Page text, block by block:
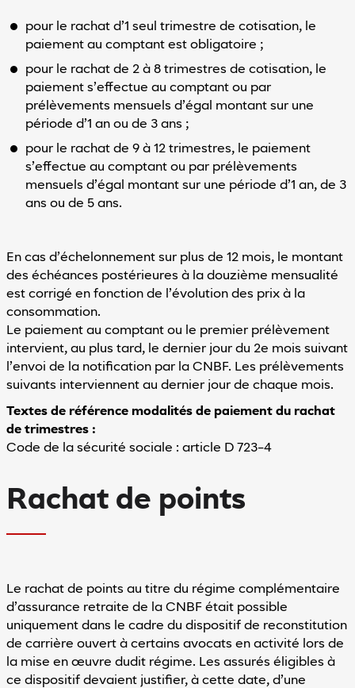
pour le rachat d’1 seul trimestre de cotisation, le
paiement au comptant est obligatoire ;
pour le rachat de 2 à 8 trimestres de cotisation, le
paiement s’effectue au comptant ou par
prélèvements mensuels d’égal montant sur une
période d’1 an ou de 3 ans ;
pour le rachat de 9 à 12 trimestres, le paiement
s’effectue au comptant ou par prélèvements
mensuels d’égal montant sur une période d’1 an, de 3
ans ou de 5 ans.
En cas d’échelonnement sur plus de 12 mois, le montant
des échéances postérieures à la douzième mensualité
est corrigé en fonction de l’évolution des prix à la
consommation.
Le paiement au comptant ou le premier prélèvement
intervient, au plus tard, le dernier jour du 2e mois suivant
l’envoi de la notification par la CNBF. Les prélèvements
suivants interviennent au dernier jour de chaque mois.
Textes de référence modalités de paiement du rachat
de trimestres :
Code de la sécurité sociale : article D 723-4
Rachat de points
Le rachat de points au titre du régime complémentaire
d’assurance retraite de la CNBF était possible
uniquement dans le cadre du dispositif de reconstitution
de carrière ouvert à certains avocats en activité lors de
la mise en œuvre dudit régime. Les assurés éligibles à
ce dispositif devaient justifier, à cette date, d’une